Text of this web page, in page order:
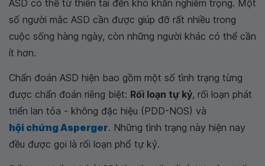
ASD có thể từ thiên tài đến khó khăn nghiêm trọng. Một
số người mắc ASD cần được giúp đỡ rất nhiều trong
cuộc sống hàng ngày, còn những người khác có thể cần
ít hơn.
Chẩn đoán ASD hiện bao gồm một số tình trạng từng
được chẩn đoán riêng biệt: Rối loạn tự kỷ, rối loạn phát
triển lan tỏa - không đặc hiệu (PDD-NOS) và
hội chứng Asperger. Những tình trạng này hiện nay
đều được gọi là rối loạn phổ tự kỷ.